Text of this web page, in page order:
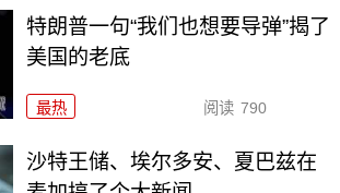
特朗普一句“我们也想要导弹”揭了
美国的老底
最热 阅读 790
沙特王储、埃尔多安、夏巴兹在